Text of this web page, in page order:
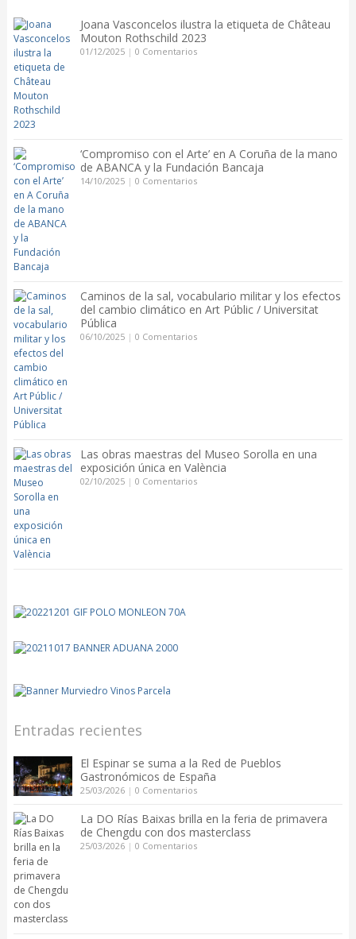
Joana Vasconcelos ilustra la etiqueta de Château
Mouton Rothschild 2023
01/12/2025| 0 Comentarios
‘Compromiso con el Arte’ en A Coruña de la mano
de ABANCA y la Fundación Bancaja
14/10/2025| 0 Comentarios
Caminos de la sal, vocabulario militar y los efectos
del cambio climático en Art Públic / Universitat
Pública
06/10/2025| 0 Comentarios
Las obras maestras del Museo Sorolla en una
exposición única en València
02/10/2025| 0 Comentarios
Entradas recientes
El Espinar se suma a la Red de Pueblos
Gastronómicos de España
25/03/2026| 0 Comentarios
La DO Rías Baixas brilla en la feria de primavera
de Chengdu con dos masterclass
25/03/2026| 0 Comentarios